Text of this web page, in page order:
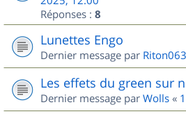
Réponses : 8
Lunettes Engo
Dernier message par Riton063
Les effets du green sur
Dernier message par Wolls «